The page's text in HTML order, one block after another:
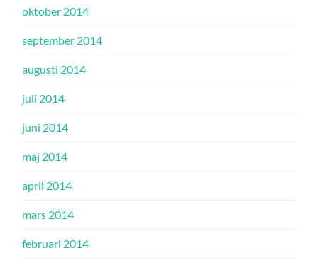
oktober 2014
september 2014
augusti 2014
juli 2014
juni 2014
maj 2014
april 2014
mars 2014
februari 2014